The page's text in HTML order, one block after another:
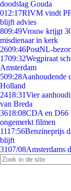
doodslag Gouda
012:17RIVM vindt
blijft advies
809:49Vrouw krijgt
misdienaar in kerk
2609:46PostNL-
1709:32Wegpiraat
Amsterdam
509:28Aanhoudende
Holland
2418:31Vier
van Breda
3618:08CDA en D66
ongemerkt filmen
1117:56Benzineprijs
blijft
3107/08Amsterdams